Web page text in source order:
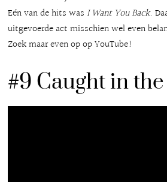
Eén van de hits was I Want You Back.
uitgevoerde act misschien wel even
Zoek maar even op op YouTube!
#9 Caught in